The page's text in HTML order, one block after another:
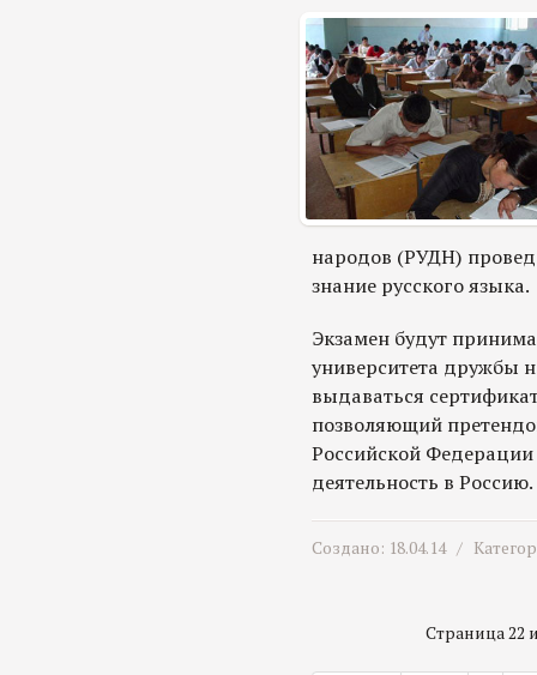
народов (РУДН)
знание русского языка.
Экзамен будут
университета дружбы
выдаваться
позволяющий
Российской
деятельность в Россию.
Создано: 18.04.14 /
Страница 22